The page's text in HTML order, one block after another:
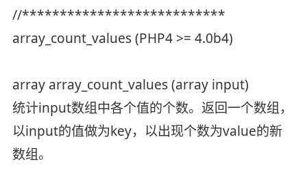
//***************************
array_count_values (PHP4 >= 4.0b4)
array array_count_values (array input)
统计input数组中各个值的个数。返回一个数组，
以input的值做为key，以出现个数为value的新
数组。